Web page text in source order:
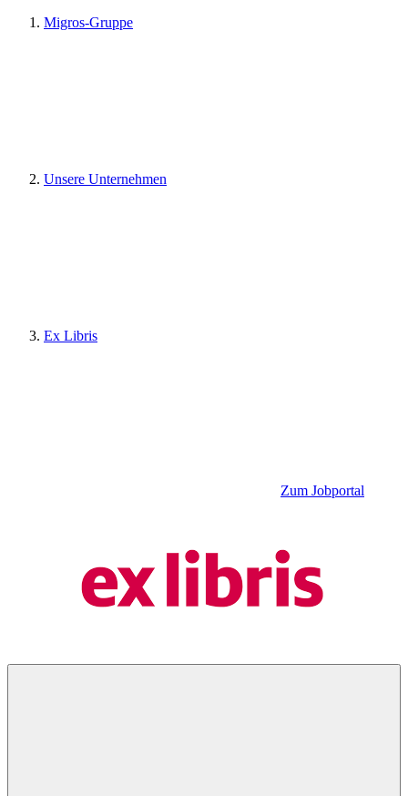
Migros-Gruppe
Unsere Unternehmen
Ex Libris
Zum Jobportal